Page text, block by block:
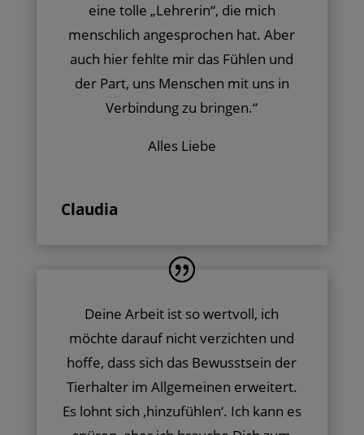
eine tolle „Lehrerin“, die mich
menschlich angesprochen hat. Aber
auch hier fehlte mir das Fühlen und
der Part, uns Menschen mit uns in
Verbindung zu bringen.“
Alles Liebe
Claudia
Deine Arbeit ist so wertvoll, ich
möchte darauf nicht verzichten und
hoffe, dass sich das Bewusstsein der
Tierhalter im Allgemeinen erweitert.
Es lohnt sich ‚hinzufühlen‘. Ich kann es